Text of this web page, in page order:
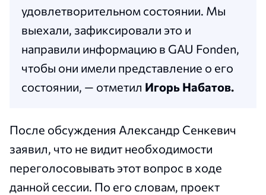
удовлетворительном состоянии. Мы
выехали, зафиксировали это и
направили информацию в GAU Fonden,
чтобы они имели представление о его
состоянии, — отметил Игорь Набатов.
После обсуждения Александр Сенкевич
заявил, что не видит необходимости
переголосовывать этот вопрос в ходе
данной сессии. По его словам, проект